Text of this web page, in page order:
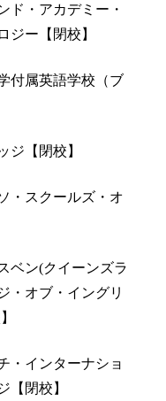
ド・アカデミー・
ジー【閉校】
付属英語学校（ブ
ジ【閉校】
・スクールズ・オ
ベン(クイーンズラ
・オブ・イングリ
・インターナショ
【閉校】